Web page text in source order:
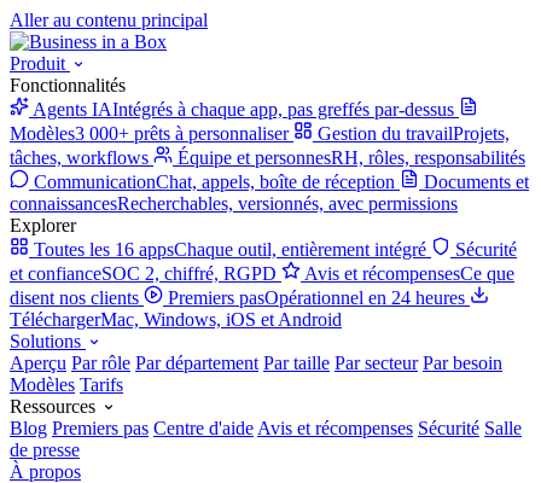
Aller au contenu principal
Produit
Fonctionnalités
Agents IAIntégrés à chaque app, pas greffés par-dessus
Modèles3 000+ prêts à personnaliser Gestion du travailProjets,
tâches, workflows
Équipe et personnesRH, rôles, responsabilités
CommunicationChat, appels, boîte de réception
Documents et
connaissancesRecherchables, versionnés, avec permissions
Explorer
Toutes les 16 appsChaque outil, entièrement intégré
Sécurité
et confianceSOC 2, chiffré, RGPD Avis et récompensesCe que
disent nos clients
Premiers pasOpérationnel en 24 heures
TéléchargerMac, Windows, iOS et Android
Solutions
Aperçu Par rôle Par département Par taille Par secteur Par besoin
Modèles Tarifs
Ressources
Blog Premiers pas Centre d'aide Avis et récompenses Sécurité Salle
de presse
À propos